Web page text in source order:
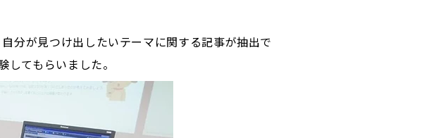
分が見つけ出したいテーマに関する記事が抽出で
してもらいました。